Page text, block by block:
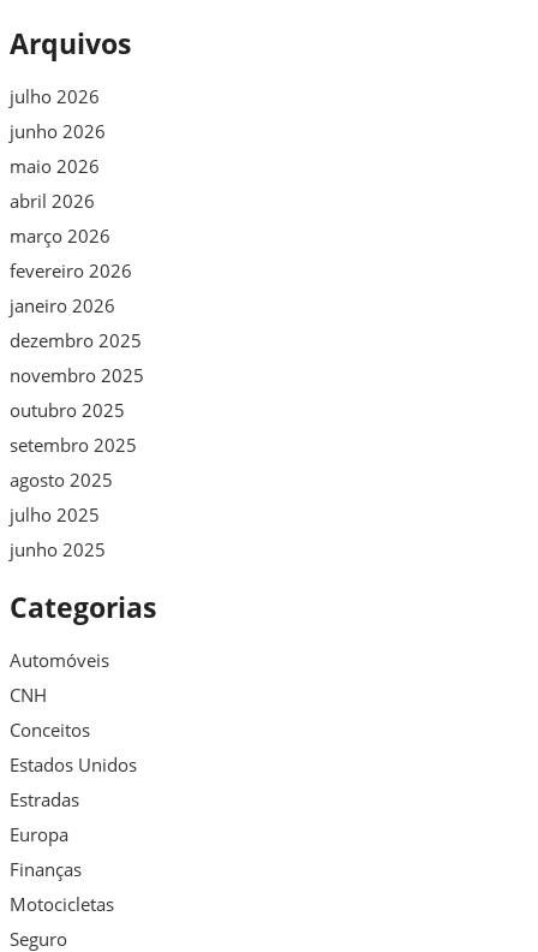
Arquivos
julho 2026
junho 2026
maio 2026
abril 2026
março 2026
fevereiro 2026
janeiro 2026
dezembro 2025
novembro 2025
outubro 2025
setembro 2025
agosto 2025
julho 2025
junho 2025
Categorias
Automóveis
CNH
Conceitos
Estados Unidos
Estradas
Europa
Finanças
Motocicletas
Seguro